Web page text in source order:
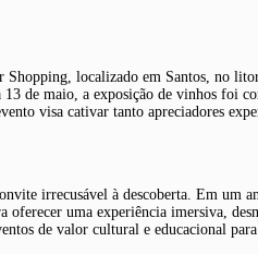
localizado em Santos, no
maio, a exposição de vinhos foi
visa cativar tanto apreciadores
irrecusável à descoberta. Em um
uma experiência imersiva,
de valor cultural e educacional